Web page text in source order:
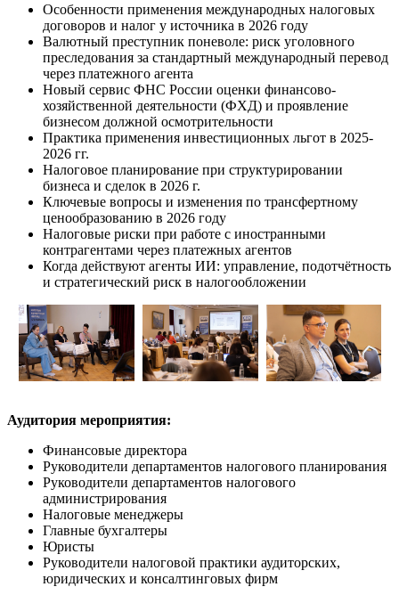
Особенности применения международных налоговых
договоров и налог у источника в 2026 году
Валютный преступник поневоле: риск уголовного
преследования за стандартный международный перевод
через платежного агента
Новый сервис ФНС России оценки финансово-
хозяйственной деятельности (ФХД) и проявление
бизнесом должной осмотрительности
Практика применения инвестиционных льгот в 2025-
2026 гг.
Налоговое планирование при структурировании
бизнеса и сделок в 2026 г.
Ключевые вопросы и изменения по трансфертному
ценообразованию в 2026 году
Налоговые риски при работе с иностранными
контрагентами через платежных агентов
Когда действуют агенты ИИ: управление, подотчётность
и стратегический риск в налогообложении
Аудитория мероприятия:
Финансовые директора
Руководители департаментов налогового планирования
Руководители департаментов налогового
администрирования
Налоговые менеджеры
Главные бухгалтеры
Юристы
Руководители налоговой практики аудиторских,
юридических и консалтинговых фирм